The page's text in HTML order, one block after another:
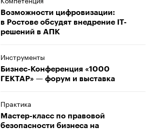
Возможности цифровизации:
в Ростове обсудят внедрение IT-
решений в АПК
Инструменты
Бизнес-Конференция «1000
ГЕКТАР» — форум и выставка
Практика
Мастер-класс по правовой
безопасности бизнеса на